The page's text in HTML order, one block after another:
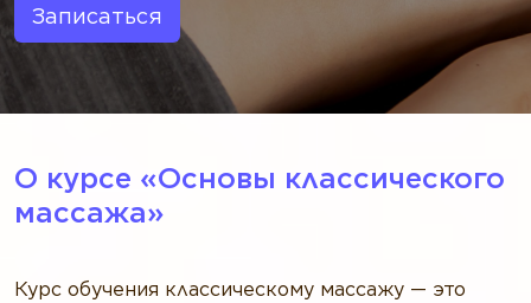
Записаться
О курсе «‎Основы классического
массажа»‎
Курс обучения классическому массажу — это